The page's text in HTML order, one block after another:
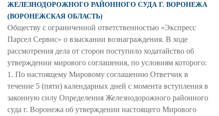
ЖЕЛЕЗНОДОРОЖНОГО РАЙОННОГО СУДА Г. ВОРОНЕЖА
(ВОРОНЕЖСКАЯ ОБЛАСТЬ)
Обществу с ограниченной ответственностью «Экспресс
Парсел Сервис» о взыскании вознаграждения. В ходе
рассмотрения дела от сторон поступило ходатайство об
утверждении мирового соглашения, по условиям которого:
1. По настоящему Мировому соглашению Ответчик в
течение 5 (пяти) календарных дней с момента вступления в
законную силу Определения Железнодорожного районного
суда г. Воронежа об утверждении настоящего Мирового